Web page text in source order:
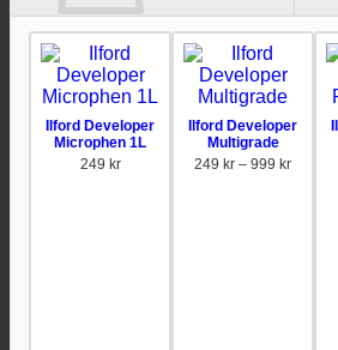
Inga produkter i varukorgen.
Gå tillbaka till butiken
Ilford Developer
Microphen 1L
249 kr
Ilford Developer
Multigrade
249 kr – 999 kr